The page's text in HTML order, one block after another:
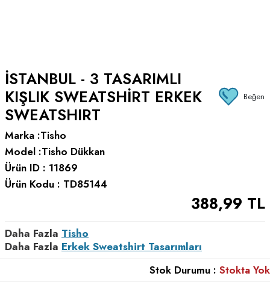
İSTANBUL - 3 TASARIMLI
KIŞLIK SWEATSHIRT ERKEK
SWEATSHIRT
Beğen
Marka :Tisho
Model :Tisho Dükkan
Ürün ID : 11869
Ürün Kodu : TD85144
388,99 TL
Daha Fazla Tisho
Daha Fazla Erkek Sweatshirt Tasarımları
Stok Durumu : Stokta Yok